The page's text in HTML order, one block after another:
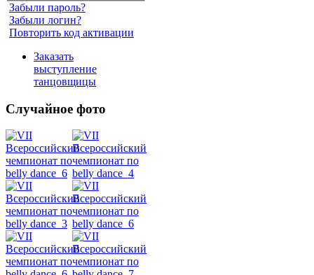
Забыли пароль?
Забыли логин?
Повторить код активации
Заказать
выступление
танцовщицы
Случайное фото
Танец